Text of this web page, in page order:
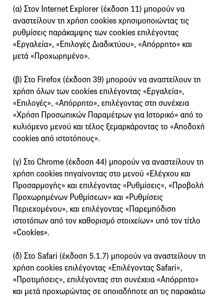
(α) Στον Internet Explorer (έκδοση 11) μπορούν να
αναστείλουν τη χρήση cookies χρησιμοποιώντας τις
ρυθμίσεις παράκαμψης των cookies επιλέγοντας
«Εργαλεία», «Επιλογές Διαδικτύου», «Απόρρητο» και
μετά «Προχωρημένο».
(β) Στο Firefox (έκδοση 39) μπορούν να αναστείλουν τη
χρήση όλων των cookies επιλέγοντας «Εργαλεία»,
«Επιλογές», «Απόρρητο», επιλέγοντας στη συνέχεια
«Χρήση Προσωπικών Παραμέτρων για Ιστορικό» από το
κυλιόμενο μενού και τέλος ξεμαρκάροντας το «Αποδοχή
cookies από ιστοτόπους».
(γ) Στο Chrome (έκδοση 44) μπορούν να αναστείλουν τη
χρήση cookies πηγαίνοντας στο μενού «Ελέγχου και
Προσαρμογής» και επιλέγοντας «Ρυθμίσεις», «Προβολή
Προχωρημένων Ρυθμίσεων» και «Ρυθμίσεις
Περιεχομένου», και επιλέγοντας «Παρεμπόδιση
ιστοτόπων από τον καθορισμό στοιχείων» υπό τον τίτλο
«Cookies».
(δ) Στο Safari (έκδοση 5.1.7) μπορούν να αναστείλουν τη
χρήση cookies επιλέγοντας «Επιλέγοντας Safari»,
«Προτιμήσεις», επιλέγοντας στη συνέχεια «Απόρρητο»
και μετά προχωρώντας σε οποιαδήποτε απ τις παρακάτω